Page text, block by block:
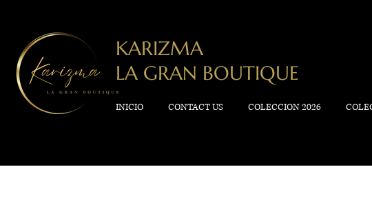
INICIO CONTACT US COLECCION 2026
KARIZMA
LA GRAN BOUTIQUE